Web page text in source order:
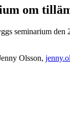
om
seminarium
Olsson,